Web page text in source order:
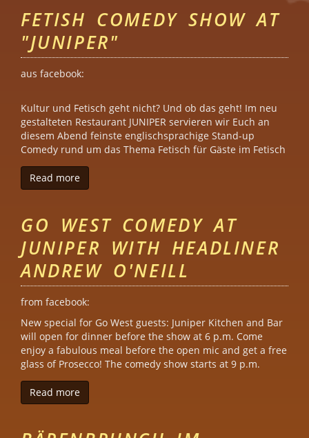
FETISH COMEDY SHOW AT
"JUNIPER"
aus facebook:
Kultur und Fetisch geht nicht? Und ob das geht! Im neu
gestalteten Restaurant JUNIPER servieren wir Euch an
diesem Abend feinste englischsprachige Stand-up
Comedy rund um das Thema Fetisch für Gäste im Fetisch
Read more
GO WEST COMEDY AT
JUNIPER WITH HEADLINER
ANDREW O'NEILL
from facebook:
New special for Go West guests: Juniper Kitchen and Bar
will open for dinner before the show at 6 p.m. Come
enjoy a fabulous meal before the open mic and get a free
glass of Prosecco! The comedy show starts at 9 p.m.
Read more